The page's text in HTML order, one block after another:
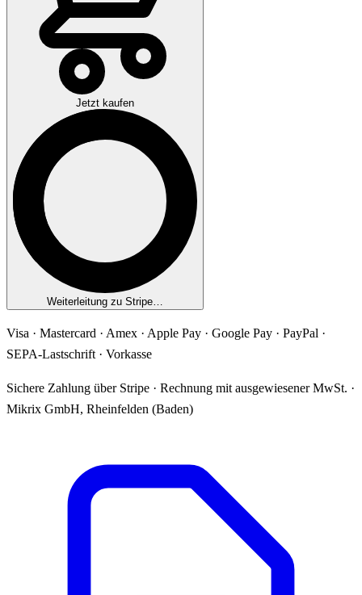
Jetzt kaufen
Weiterleitung zu Stripe…
Visa · Mastercard · Amex · Apple Pay · Google Pay · PayPal ·
SEPA-Lastschrift · Vorkasse
Sichere Zahlung über Stripe · Rechnung mit ausgewiesener MwSt. ·
Mikrix GmbH, Rheinfelden (Baden)